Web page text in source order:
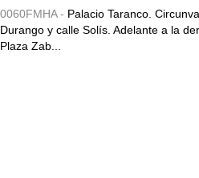
0060FMHA - Palacio Taranco.
Durango y calle Solís. Adelante a la
Plaza Zab...